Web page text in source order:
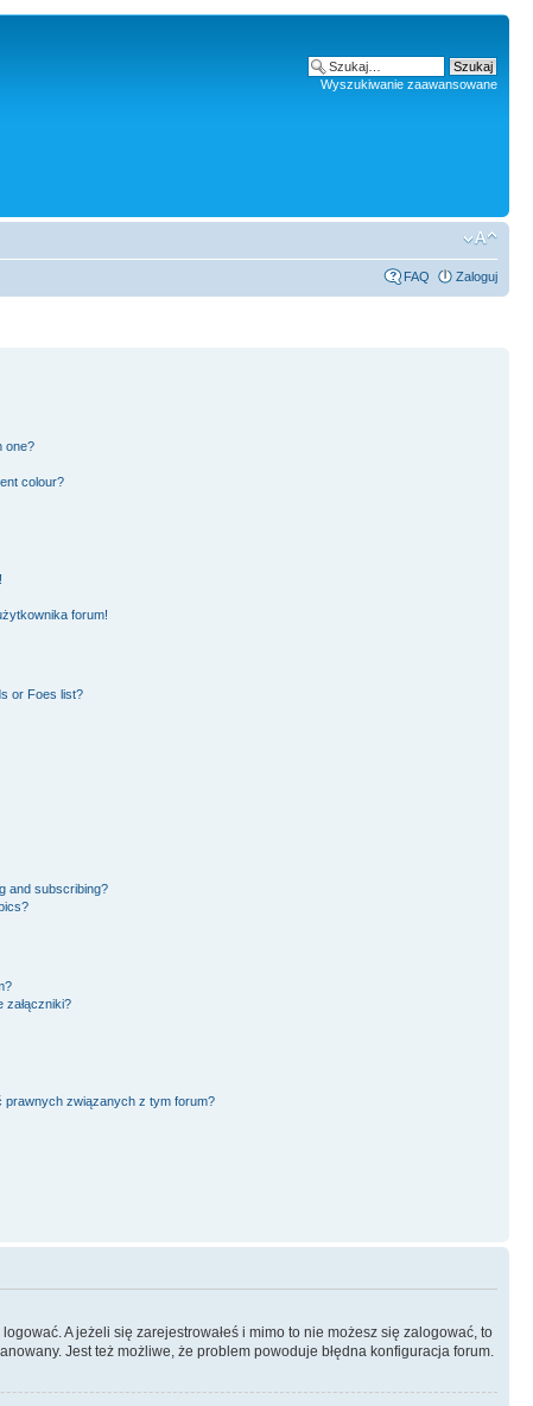
Wyszukiwanie zaawansowane
FAQ Zaloguj
one?
colour?
forum!
or Foes list?
and subscribing?
związanych z tym forum?
A jeżeli się zarejestrowałeś i mimo to nie możesz się zalogować, to
Jest też możliwe, że problem powoduje błędna konfiguracja forum.